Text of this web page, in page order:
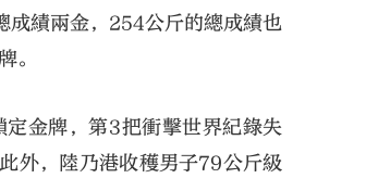
成績兩金，254公斤的總成績也
。
金牌，第3把衝擊世界紀錄失
外，陸乃港收穫男子79公斤級